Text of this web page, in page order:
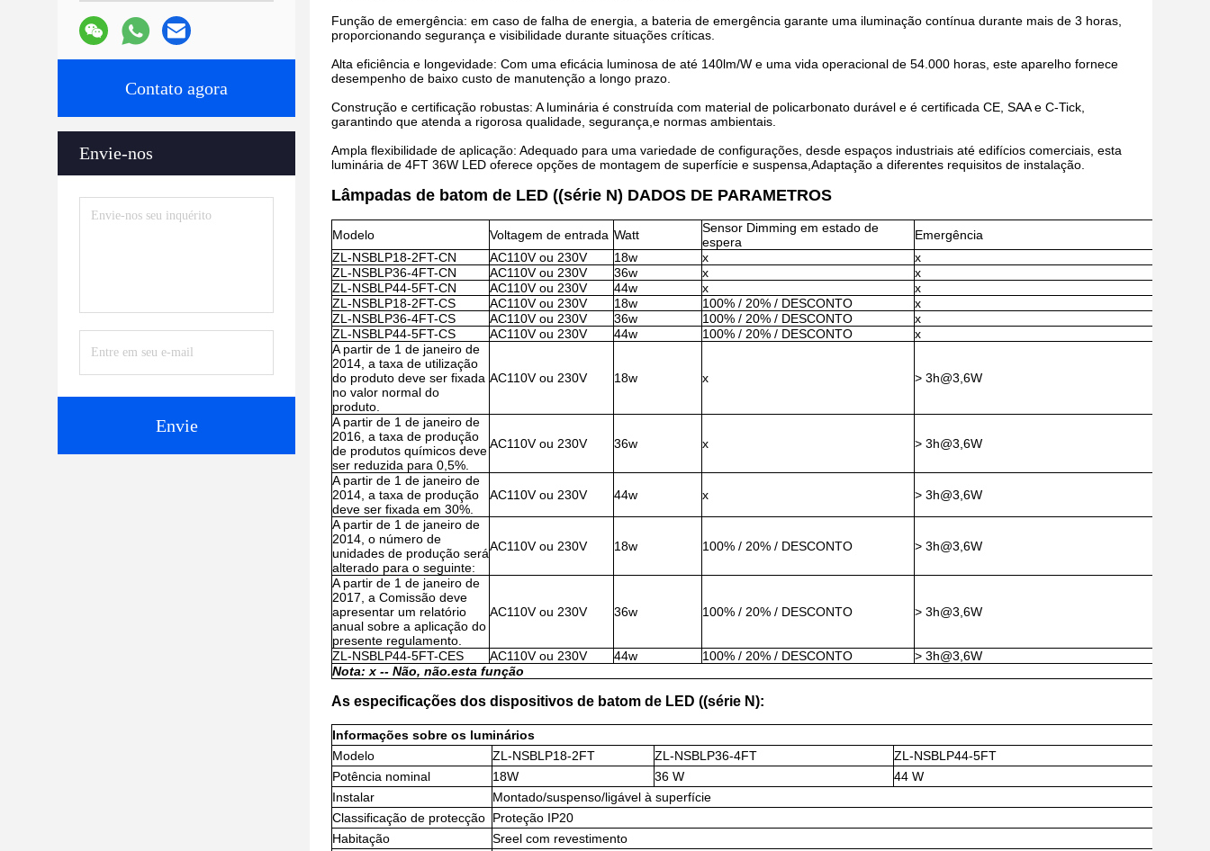
Contato agora
Envie-nos
Envie
Função de emergência: em caso de falha de energia, a bateria de emergência garante uma iluminação contínua durante mais de 3 horas,
proporcionando segurança e visibilidade durante situações críticas.
Alta eficiência e longevidade: Com uma eficácia luminosa de até 140lm/W e uma vida operacional de 54.000 horas, este aparelho fornece
desempenho de baixo custo de manutenção a longo prazo.
Construção e certificação robustas: A luminária é construída com material de policarbonato durável e é certificada CE, SAA e C-Tick,
garantindo que atenda a rigorosa qualidade, segurança,e normas ambientais.
Ampla flexibilidade de aplicação: Adequado para uma variedade de configurações, desde espaços industriais até edifícios comerciais, esta
luminária de 4FT 36W LED oferece opções de montagem de superfície e suspensa,Adaptação a diferentes requisitos de instalação.
Lâmpadas de batom de LED ((série N) DADOS DE PARAMETROS
Modelo Voltagem de entrada Watt
Sensor Dimming em estado de
espera
Emergência
ZL-NSBLP18-2FT-CN
AC110V ou 230V 18w x
x
ZL-NSBLP36-4FT-CN
AC110V ou 230V 36w x
x
ZL-NSBLP44-5FT-CN
AC110V ou 230V 44w x
x
ZL-NSBLP18-2FT-CS
AC110V ou 230V 18w 100% / 20% / DESCONTO
x
ZL-NSBLP36-4FT-CS
AC110V ou 230V 36w 100% / 20% / DESCONTO
x
ZL-NSBLP44-5FT-CS
AC110V ou 230V 44w 100% / 20% / DESCONTO
x
A partir de 1 de janeiro de
2014, a taxa de utilização
do produto deve ser fixada
no valor normal do
produto.
AC110V ou 230V 18w x > 3h@3,6W
A partir de 1 de janeiro de
2016, a taxa de produção
de produtos químicos deve
ser reduzida para 0,5%.
AC110V ou 230V 36w x > 3h@3,6W
A partir de 1 de janeiro de
2014, a taxa de produção
deve ser fixada em 30%.
AC110V ou 230V 44w x > 3h@3,6W
A partir de 1 de janeiro de
2014, o número de
unidades de produção será
alterado para o seguinte:
AC110V ou 230V 18w 100% / 20% / DESCONTO > 3h@3,6W
A partir de 1 de janeiro de
2017, a Comissão deve
apresentar um relatório
anual sobre a aplicação do
presente regulamento.
AC110V ou 230V 36w 100% / 20% / DESCONTO > 3h@3,6W
ZL-NSBLP44-5FT-CES AC110V ou 230V 44w 100% / 20% / DESCONTO
> 3h@3,6W
Nota: x -- Não, não.esta função
As especificações dos dispositivos de batom de LED ((série N):
Informações sobre os luminários
Modelo
ZL-NSBLP18-2FT ZL-NSBLP36-4FT
ZL-NSBLP44-5FT
Potência nominal
18W 36 W
44 W
Instalar
Montado/suspenso/ligável à superfície
Classificação de protecção Proteção IP20
Habitação
Sreel com revestimento